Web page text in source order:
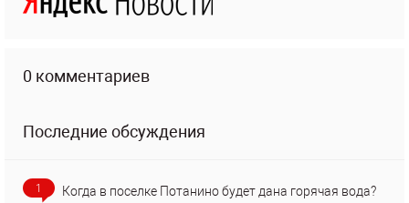
0 комментариев
Последние обсуждения
1 Когда в поселке Потанино будет дана горячая вода?